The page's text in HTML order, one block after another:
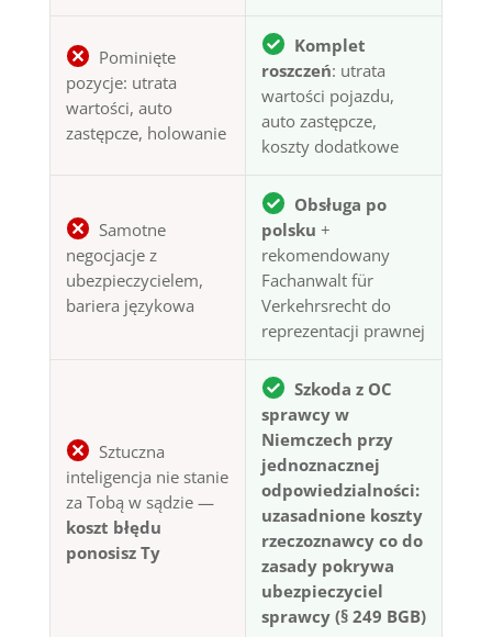
Pominięte
pozycje: utrata
wartości, auto
zastępcze, holowanie
Komplet
roszczeń: utrata
wartości pojazdu,
auto zastępcze,
koszty dodatkowe
Samotne
negocjacje z
ubezpieczycielem,
bariera językowa
Obsługa po
polsku +
rekomendowany
Fachanwalt für
Verkehrsrecht do
reprezentacji prawnej
Sztuczna
inteligencja nie stanie
za Tobą w sądzie —
koszt błędu
ponosisz Ty
Szkoda z OC
sprawcy w
Niemczech przy
jednoznacznej
odpowiedzialności:
uzasadnione koszty
rzeczoznawcy co do
zasady pokrywa
ubezpieczyciel
sprawcy (§ 249 BGB)